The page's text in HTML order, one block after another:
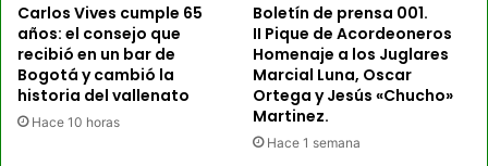
Carlos Vives cumple 65
años: el consejo que
recibió en un bar de
Bogotá y cambió la
historia del vallenato
Hace 10 horas
Boletín de prensa 001.
II Pique de Acordeoneros
Homenaje a los Juglares
Marcial Luna, Oscar
Ortega y Jesús «Chucho»
Martinez.
Hace 1 semana